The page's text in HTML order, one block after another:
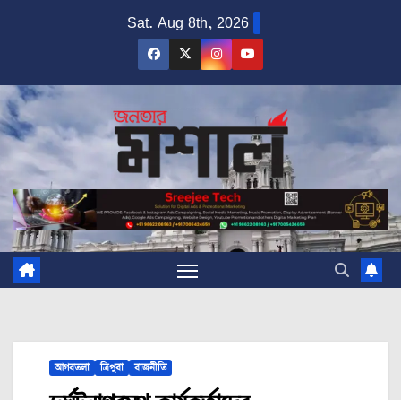
Sat. Aug 8th, 2026
আগরতলা ত্রিপুরা রাজনীতি